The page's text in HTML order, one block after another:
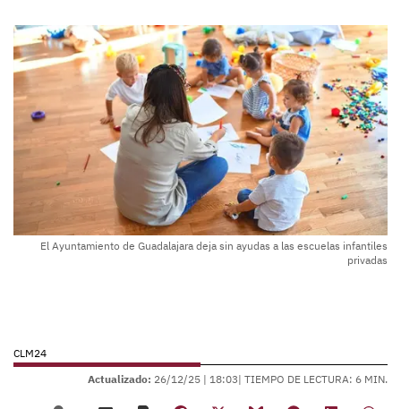
El Ayuntamiento de Guadalajara deja sin ayudas a las escuelas infantiles
privadas
CLM24
Actualizado: 26/12/25 | 18:03| TIEMPO DE LECTURA: 6 MIN.